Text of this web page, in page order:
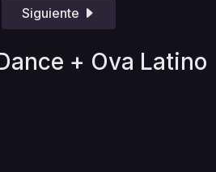
Siguiente
+ Ova Latino